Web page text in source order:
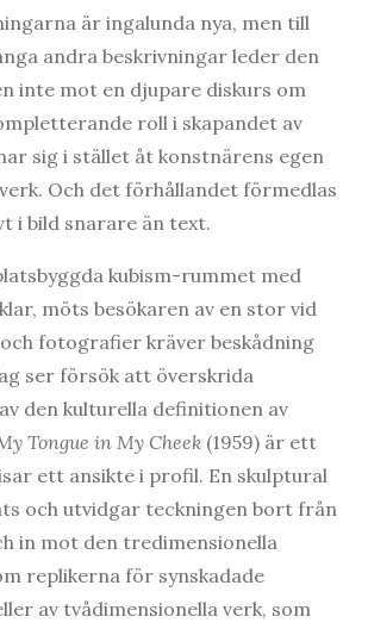
är ingalunda nya, men till
andra beskrivningar leder den
inte mot en djupare diskurs om
roll i skapandet av
sig i stället åt konstnärens egen
Och det förhållandet förmedlas
i bild snarare än text.
kubism-rummet med
möts besökaren av en stor vid
fotografier kräver beskådning
ser försök att överskrida
den kulturella definitionen av
Tongue in My Cheek (1959) är ett
ett ansikte i profil. En skulptural
och utvidgar teckningen bort från
in mot den tredimensionella
replikerna för synskadade
av tvådimensionella verk, som